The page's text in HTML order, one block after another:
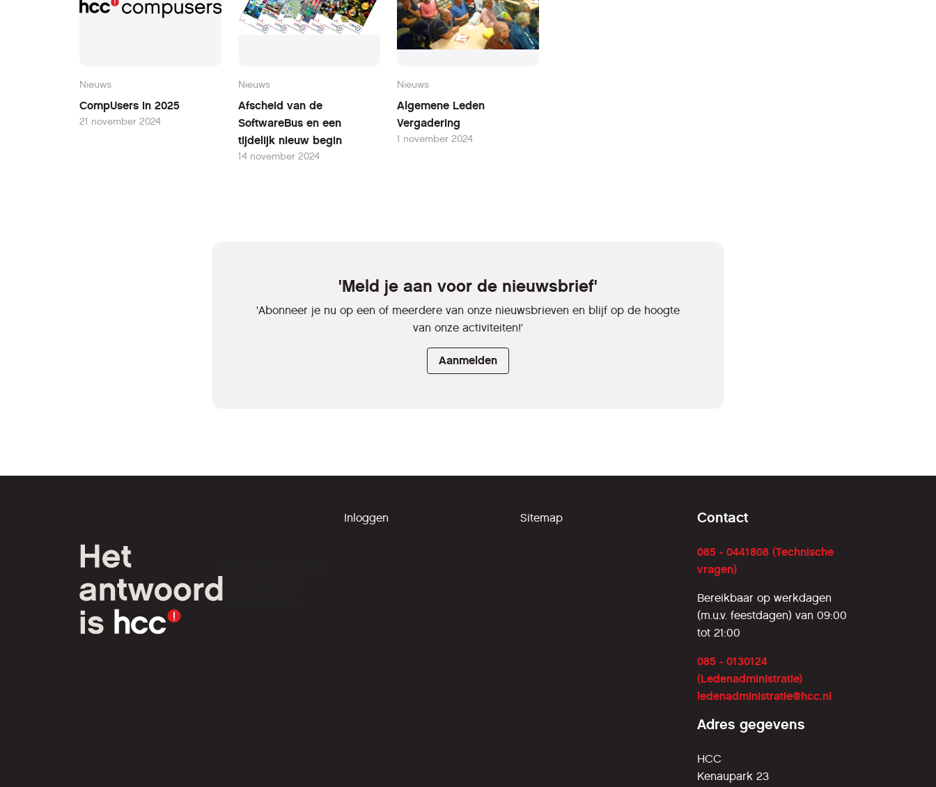
Nieuws
CompUsers in 2025
21 november 2024
Nieuws
Afscheid van de
SoftwareBus en een
tijdelijk nieuw begin
14 november 2024
Nieuws
Algemene Leden
Vergadering
1 november 2024
'Meld je aan voor de nieuwsbrief'
'Abonneer je nu op een of meerdere van onze nieuwsbrieven en blijf op de hoogte
van onze activiteiten!'
Aanmelden
tech-liefhebbers.
Inloggen Sitemap Contact
085 - 0441808 (Technische
vragen)
Bereikbaar op werkdagen
(m.u.v. feestdagen) van 09:00
tot 21:00
085 - 0130124
(Ledenadministratie)
ledenadministratie@hcc.nl
Adres gegevens
HCC
Kenaupark 23